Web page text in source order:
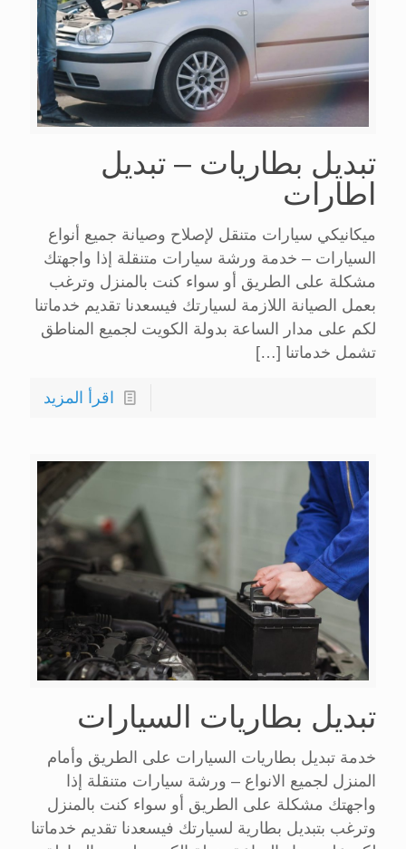
تبديل بطاريات – تبديل
اطارات
ميكانيكي سيارات متنقل لإصلاح وصيانة جميع أنواع
السيارات – خدمة ورشة سيارات متنقلة إذا واجهتك
مشكلة على الطريق أو سواء كنت بالمنزل وترغب
بعمل الصيانة اللازمة لسيارتك فيسعدنا تقديم خدماتنا
لكم على مدار الساعة بدولة الكويت لجميع المناطق
تشمل خدماتنا […]
اقرأ المزيد
تبديل بطاريات السيارات
خدمة تبديل بطاريات السيارات على الطريق وأمام
المنزل لجميع الانواع – ورشة سيارات متنقلة إذا
واجهتك مشكلة على الطريق أو سواء كنت بالمنزل
وترغب بتبديل بطارية لسيارتك فيسعدنا تقديم خدماتنا